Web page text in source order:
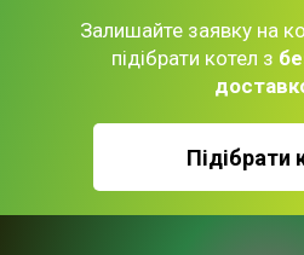
Залишайте заявку на
підібрати котел з
Підібрати